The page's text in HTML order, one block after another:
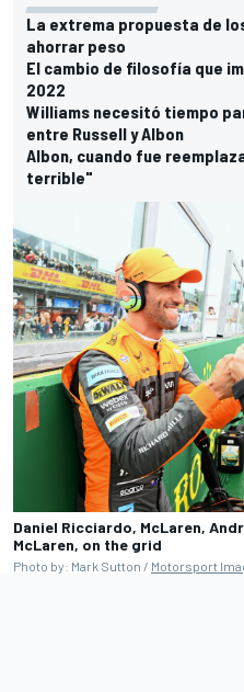
La extrema propuesta de
ahorrar peso
El cambio de filosofía que
2022
Williams necesitó tiempo
entre Russell y Albon
Albon, cuando fue
terrible"
Daniel Ricciardo, McLaren,
McLaren, on the grid
Photo by: Mark Sutton / Motorsport